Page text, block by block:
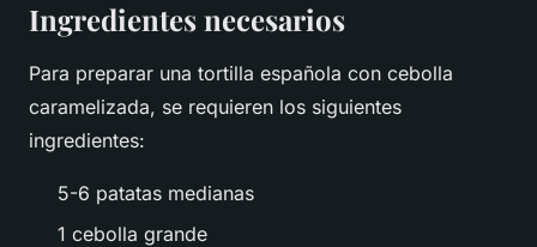
Ingredientes necesarios
Para preparar una tortilla española con cebolla
caramelizada, se requieren los siguientes
ingredientes:
5-6 patatas medianas
1 cebolla grande